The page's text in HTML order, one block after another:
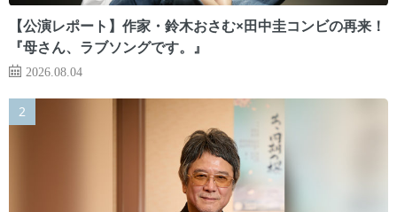
【公演レポート】作家・鈴木おさむ×田中圭コンビの再来！
『母さん、ラブソングです。』
2026.08.04